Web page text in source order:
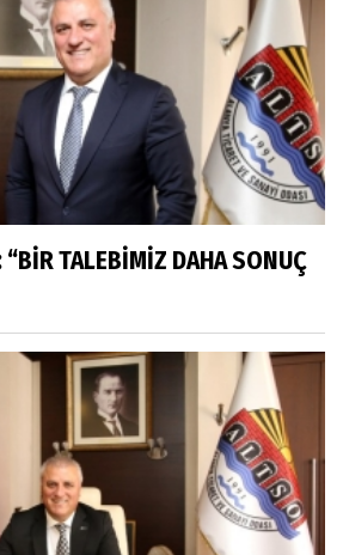
“BİR TALEBİMİZ DAHA SONUÇ